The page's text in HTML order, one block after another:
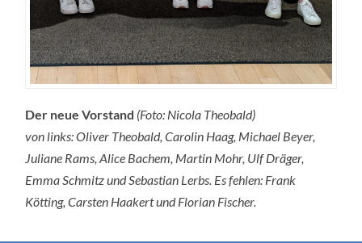
Der neue Vorstand (Foto: Nicola Theobald)
von links: Oliver Theobald, Carolin Haag, Michael Beyer,
Juliane Rams, Alice Bachem, Martin Mohr, Ulf Dräger,
Emma Schmitz und Sebastian Lerbs. Es fehlen: Frank
Kötting, Carsten Haakert und Florian Fischer.